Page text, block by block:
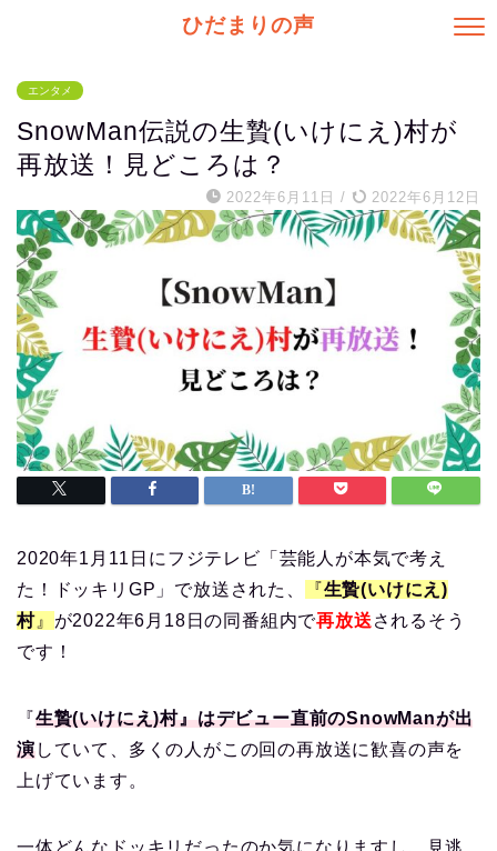
ひだまりの声
エンタメ
SnowMan伝説の生贄(いけにえ)村が
再放送！見どころは？
2022年6月11日 / 2022年6月12日
2020年1月11日にフジテレビ「芸能人が本気で考え
た！ドッキリGP」で放送された、
『生贄(いけにえ)
村』 が2022年6月18日の同番組内で再放送 されるそう
です！
『生贄(いけにえ)村』はデビュー直前のSnowManが出
演していて、多くの人がこの回の再放送に歓喜の声を
上げています。